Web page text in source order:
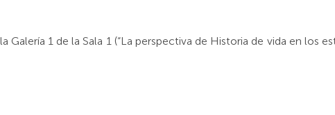
Galería 1 de la Sala 1 (“La perspectiva de Historia de vida en los